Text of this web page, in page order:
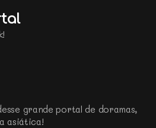
grande portal de doramas,
asiática!